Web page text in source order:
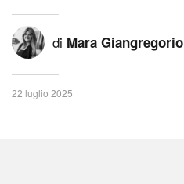
di Mara Giangregorio
22 luglio 2025